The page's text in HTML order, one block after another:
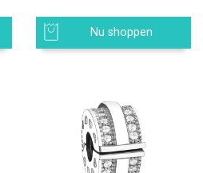
Nu shoppen